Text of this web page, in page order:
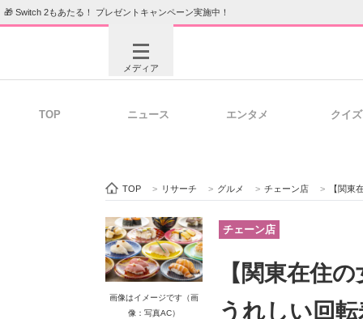
🎁 Switch 2もあたる！ プレゼントキャンペーン実施中！
メディア
ビジネスと働き方のヒント
ITエンジニア向け専門サイト
TOP ニュース エンタメ クイズ
TOP > リサーチ > グルメ > チェーン店 > 【関東在
画像はイメージです（画
像：写真AC）
チェーン店
【関東在住
うれしい回